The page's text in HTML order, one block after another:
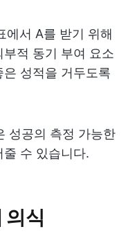
에서 A를 받기 위해
적 동기 부여 요소
성적을 거두도록
성공의 측정 가능한
수 있습니다.
의식